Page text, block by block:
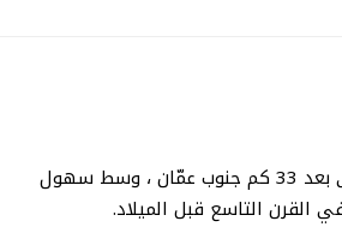
تقع محافظة مأدبا على بعد 33 كم جنوب عمّان ، وسط سهول
القرن التاسع قبل الميلاد.